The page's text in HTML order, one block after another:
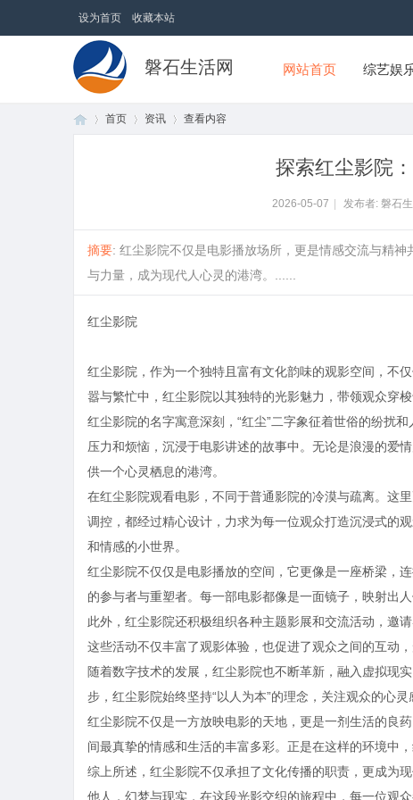
设为首页 收藏本站
磐石生活网 网站首页 综艺娱
首页 资讯 查看内容
探索红尘影院
2026-05-07 发布者: 磐石
摘要: 红尘影院不仅是电影播放场所，更是情感交流与精
与力量，成为现代人心灵的港湾。......
红尘影院
红尘影院，作为一个独特且富有文化韵味的观影空间，不
嚣与繁忙中，红尘影院以其独特的光影魅力，带领观众穿
红尘影院的名字寓意深刻，“红尘”二字象征着世俗的纷扰
压力和烦恼，沉浸于电影讲述的故事中。无论是浪漫的爱
供一个心灵栖息的港湾。
在红尘影院观看电影，不同于普通影院的冷漠与疏离。这
调控，都经过精心设计，力求为每一位观众打造沉浸式的
和情感的小世界。
红尘影院不仅仅是电影播放的空间，它更像是一座桥梁，
的参与者与重塑者。每一部电影都像是一面镜子，映射出
此外，红尘影院还积极组织各种主题影展和交流活动，邀
这些活动不仅丰富了观影体验，也促进了观众之间的互动
随着数字技术的发展，红尘影院也不断革新，融入虚拟现
步，红尘影院始终坚持“以人为本”的理念，关注观众的心
红尘影院不仅是一方放映电影的天地，更是一剂生活的良
间最真挚的情感和生活的丰富多彩。正是在这样的环境中
综上所述，红尘影院不仅承担了文化传播的职责，更成为
他人，幻梦与现实，在这段光影交织的旅程中，每一位观